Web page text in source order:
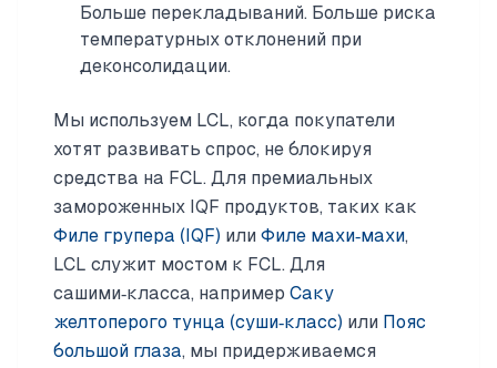
Больше перекладываний. Больше риска
температурных отклонений при
деконсолидации.
Мы используем LCL, когда покупатели
хотят развивать спрос, не блокируя
средства на FCL. Для премиальных
замороженных IQF продуктов, таких как
Филе групера (IQF) или Филе махи‑махи,
LCL служит мостом к FCL. Для
сашими‑класса, например Саку
желтоперого тунца (суши‑класс) или Пояс
большой глаза, мы придерживаемся